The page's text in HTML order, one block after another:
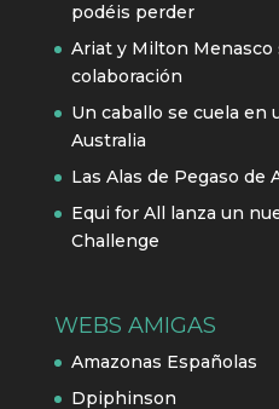
podéis perder
Ariat y Milton Menasco
colaboración
Un caballo se cuela en
Australia
Las Alas de Pegaso de
Equi for All lanza un
Challenge
WEBS AMIGAS
Amazonas Españolas
Dpiphinson